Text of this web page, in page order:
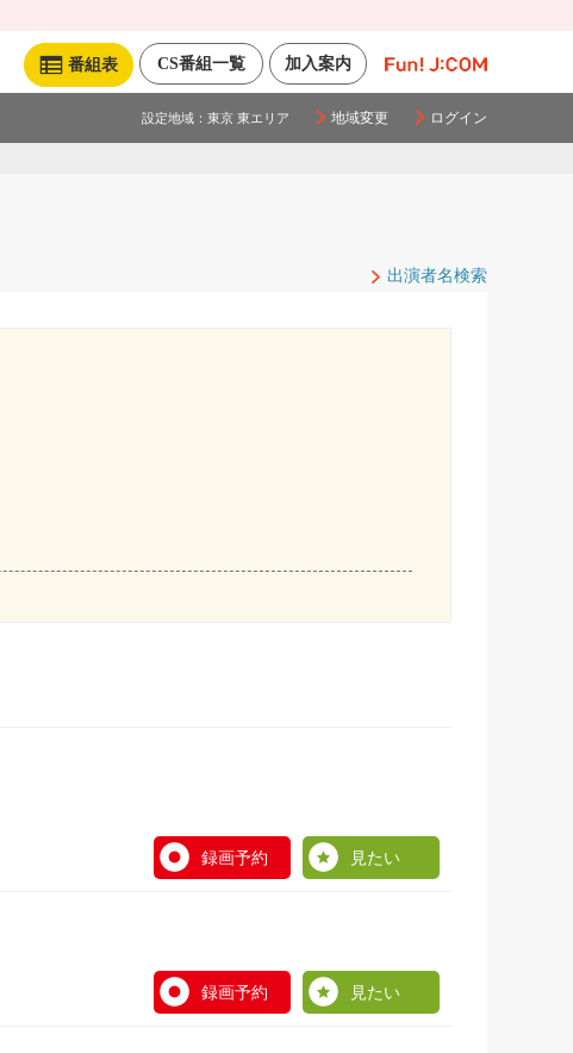
加入案内
CS番組一覧
番組表
設定地域： 東京 東エリア 地域変更 ログイン
出演者名検索
録画予約 見たい
録画予約 見たい